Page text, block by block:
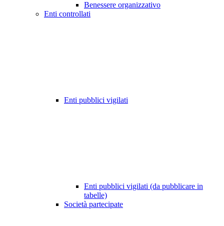
Benessere organizzativo
Enti controllati
Enti pubblici vigilati
Enti pubblici vigilati (da pubblicare in
tabelle)
Società partecipate